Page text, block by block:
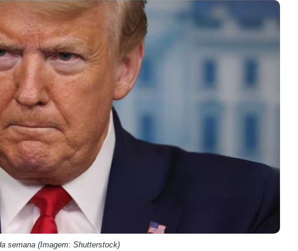
SMAL11
HASH11
GOLD11
XINA11
Ver todos
Amazon
Google
Meta
Coca-Cola
Ver todos
Binance Coin -
Dogecoin
Solana
Cardano
Ver todos
semana (Imagem: Shutterstock)